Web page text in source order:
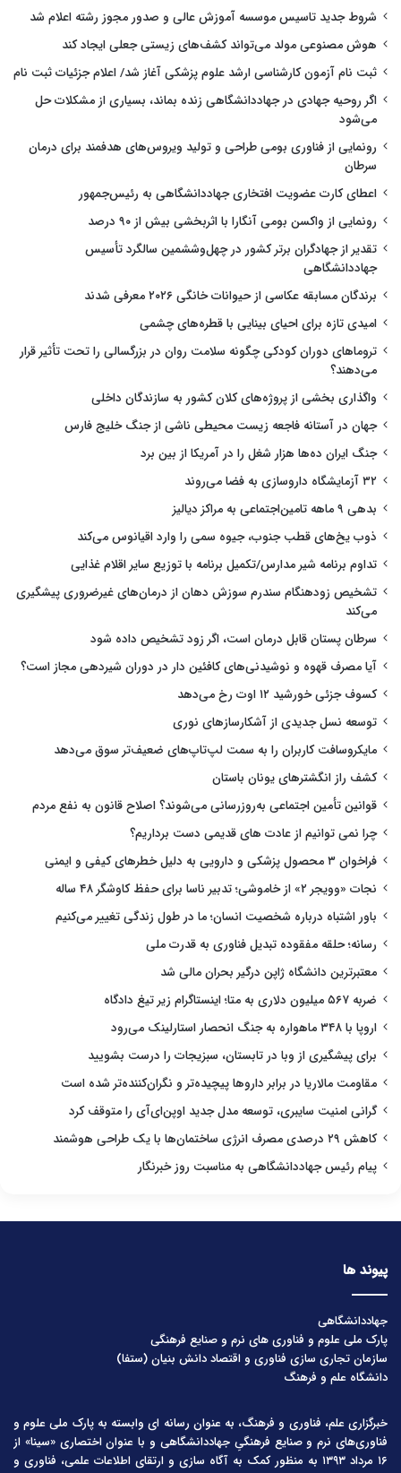
شروط جدید تاسیس موسسه آموزش عالی و صدور مجوز رشته اعلام شد
هوش مصنوعی مولد می‌تواند کشف‌های زیستی جعلی ایجاد کند
ثبت نام آزمون کارشناسی ارشد علوم پزشکی آغاز شد/ اعلام جزئیات ثبت نام
اگر روحیه جهادی در جهاددانشگاهی زنده بماند، بسیاری از مشکلات حل
می‌شود
رونمایی از فناوری بومی طراحی و تولید ویروس‌های هدفمند برای درمان
سرطان
اعطای کارت عضویت افتخاری جهاددانشگاهی به رئیس‌جمهور
رونمایی از واکسن بومی آنگارا با اثربخشی بیش از ۹۰ درصد
تقدیر از جهادگران برتر کشور در چهل‌وششمین سالگرد تأسیس
جهاددانشگاهی
برندگان مسابقه عکاسی از حیوانات خانگی ۲۰۲۶ معرفی شدند
امیدی تازه برای احیای بینایی با قطره‌های چشمی
تروماهای دوران کودکی چگونه سلامت روان در بزرگسالی را تحت تأثیر قرار
می‌دهند؟
واگذاری بخشی از پروژه‌های کلان کشور به سازندگان داخلی
جهان در آستانه فاجعه زیست محیطی ناشی از جنگ خلیج فارس
جنگ ایران ده‌ها هزار شغل را در آمریکا از بین برد
۳۲ آزمایشگاه داروسازی به فضا می‌روند
بدهی ۹ ماهه تامین‌اجتماعی به مراکز دیالیز
ذوب یخ‌های قطب جنوب، جیوه سمی را وارد اقیانوس می‌کند
تداوم برنامه شیر مدارس/تکمیل برنامه با توزیع سایر اقلام غذایی
تشخیص زودهنگام سندرم سوزش دهان از درمان‌های غیرضروری پیشگیری
می‌کند
سرطان پستان قابل درمان است، اگر زود تشخیص داده شود
آیا مصرف قهوه و نوشیدنی‌های کافئین دار در دوران شیردهی مجاز است؟
کسوف جزئی خورشید ۱۲ اوت رخ می‌دهد
توسعه نسل جدیدی از آشکارسازهای نوری
مایکروسافت کاربران را به سمت لپ‌تاپ‌های ضعیف‌تر سوق می‌دهد
کشف راز انگشترهای یونان باستان
قوانین تأمین اجتماعی به‌روزرسانی می‌شوند؟ اصلاح قانون به نفع مردم
چرا نمی توانیم از عادت های قدیمی دست برداریم؟
فراخوان ۳ محصول پزشکی و دارویی به دلیل خطرهای کیفی و ایمنی
نجات «وویجر ۲» از خاموشی؛ تدبیر ناسا برای حفظ کاوشگر ۴۸ ساله
باور اشتباه درباره شخصیت انسان؛ ما در طول زندگی تغییر می‌کنیم
رسانه؛ حلقه مفقوده تبدیل فناوری به قدرت ملی
معتبرترین دانشگاه ژاپن درگیر بحران مالی شد
ضربه ۵۶۷ میلیون دلاری به متا؛ اینستاگرام زیر تیغ دادگاه
اروپا با ۳۴۸ ماهواره به جنگ انحصار استارلینک می‌رود
برای پیشگیری از وبا در تابستان، سبزیجات را درست بشویید
مقاومت مالاریا در برابر داروها پیچیده‌تر و نگران‌کننده‌تر شده است
گرانی امنیت سایبری، توسعه مدل جدید اوپن‌ای‌آی را متوقف کرد
کاهش ۲۹ درصدی مصرف انرژی ساختمان‌ها با یک طراحی هوشمند
پیام رئیس جهاددانشگاهی به مناسبت روز خبرنگار
پیوند ها
جهاددانشگاهی
پارک ملی علوم و فناوری های نرم و صنایع فرهنگی
سازمان تجاری سازی فناوری و اقتصاد دانش بنیان (ستفا)
دانشگاه علم و فرهنگ
خبرگزاری علم، فناوری و فرهنگ، به عنوان رسانه ای وابسته به پارک ملی علوم و
فناوری‌های نرم و صنایع فرهنگیِ جهاددانشگاهی و با عنوان اختصاری «سینا» از
۱۶ مرداد ۱۳۹۳ به منظور کمک به آگاه سازی و ارتقای اطلاعات علمی، فناوری و